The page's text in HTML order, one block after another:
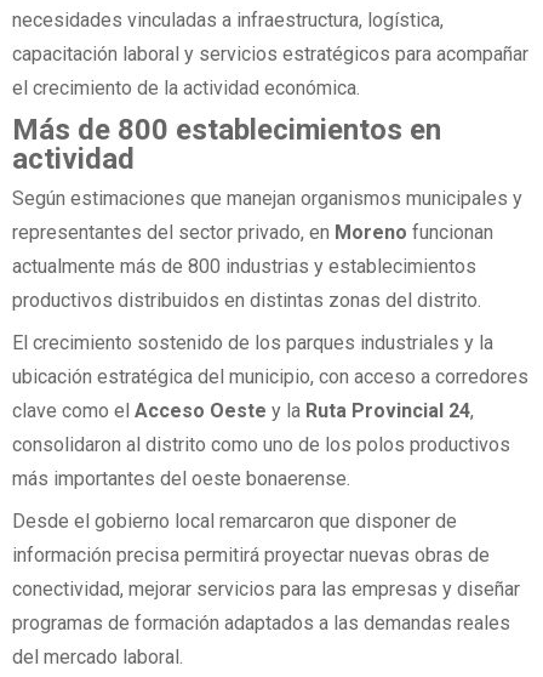
necesidades vinculadas a infraestructura, logística,
capacitación laboral y servicios estratégicos para acompañar
el crecimiento de la actividad económica.
Más de 800 establecimientos en
actividad
Según estimaciones que manejan organismos municipales y
representantes del sector privado, en Moreno funcionan
actualmente más de 800 industrias y establecimientos
productivos distribuidos en distintas zonas del distrito.
El crecimiento sostenido de los parques industriales y la
ubicación estratégica del municipio, con acceso a corredores
clave como el Acceso Oeste y la Ruta Provincial 24,
consolidaron al distrito como uno de los polos productivos
más importantes del oeste bonaerense.
Desde el gobierno local remarcaron que disponer de
información precisa permitirá proyectar nuevas obras de
conectividad, mejorar servicios para las empresas y diseñar
programas de formación adaptados a las demandas reales
del mercado laboral.